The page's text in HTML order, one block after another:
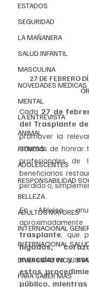
ESTADOS
SEGURIDAD
LA MAÑANERA
SALUD INFANTIL
MASCULINA
NOVEDADES MEDICAS
MENTAL
LA ENTREVISTA
ANIMAL
FITNESS
ADOLESCENTES
RESPONSABILIDAD
BELLEZA
ADULTOS MAYORES
INTERNACIONAL
INTERNACIONAL
DIVERSIDAD INCLUSIVA
PARA SABER MAS
27 DE FEBRERO
Cada 27 de
del Trasplante
promover la
además de honrar
profesionales
beneficiarios
perdido o,
En México,
aproximadamente
trasplante, que
hígados,
musculares y
estos
público,